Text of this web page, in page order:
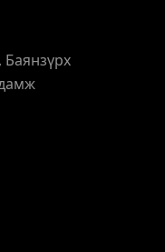
Баянзүрх